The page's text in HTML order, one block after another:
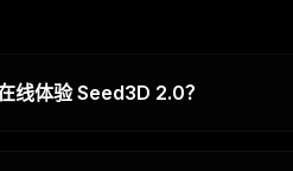
线体验 Seed3D 2.0？